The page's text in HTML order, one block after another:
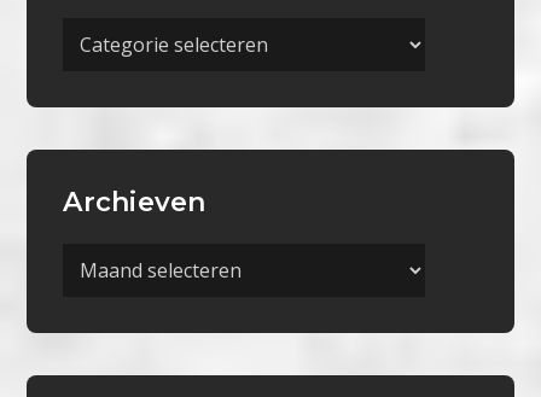
Meer
Archieven
Archieven